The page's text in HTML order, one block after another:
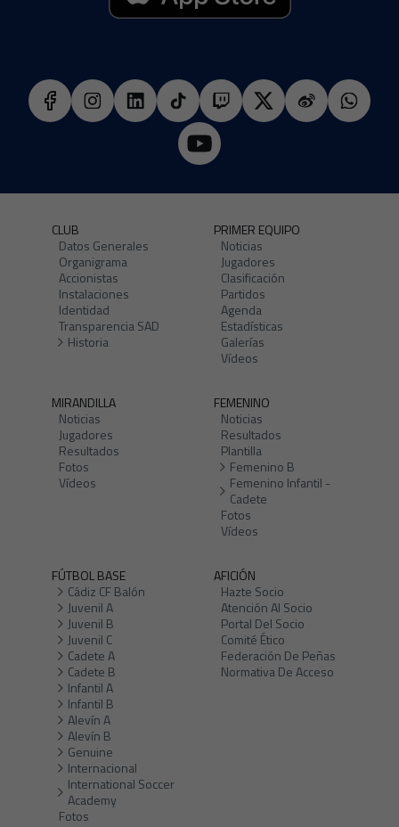
CLUB
Datos Generales
Organigrama
Accionistas
Instalaciones
Identidad
Transparencia SAD
Historia
PRIMER EQUIPO
Noticias
Jugadores
Clasificación
Partidos
Agenda
Estadísticas
Galerías
Vídeos
MIRANDILLA
Noticias
Jugadores
Resultados
Fotos
Vídeos
FEMENINO
Noticias
Resultados
Plantilla
Femenino B
Femenino Infantil -
Cadete
Fotos
Vídeos
FÚTBOL BASE
Cádiz CF Balón
Juvenil A
Juvenil B
Juvenil C
Cadete A
Cadete B
Infantil A
Infantil B
Alevín A
Alevín B
Genuine
Internacional
International Soccer
Academy
Fotos
AFICIÓN
Hazte Socio
Atención Al Socio
Portal Del Socio
Comité Ético
Federación De Peñas
Normativa De Acceso